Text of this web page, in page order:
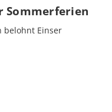
Sommerferien
belohnt Einser